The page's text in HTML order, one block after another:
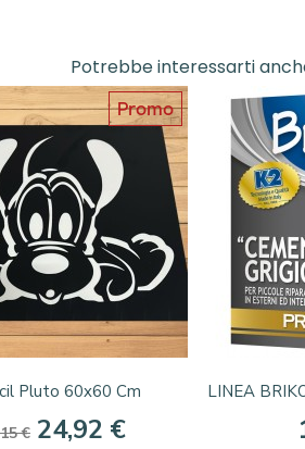
Potrebbe interessarti
Anteprima
Pluto 60x60 Cm
€ 24,92 €
Promo

LINEA